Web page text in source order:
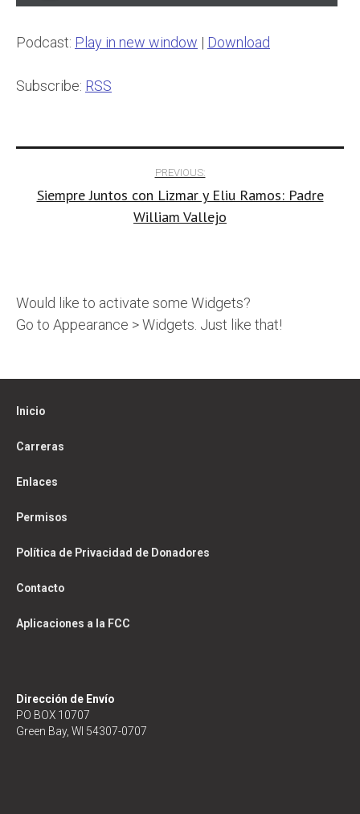
Player
Podcast: Play in new window | Download
Subscribe: RSS
navigation
PREVIOUS:
Siempre Juntos con Lizmar y Eliu Ramos: Padre
William Vallejo
Would like to activate some Widgets?
Go to Appearance > Widgets. Just like that!
Inicio
Carreras
Enlaces
Permisos
Política de Privacidad de Donadores
Contacto
Aplicaciones a la FCC
Dirección de Envío
PO BOX 10707
Green Bay, WI 54307-0707